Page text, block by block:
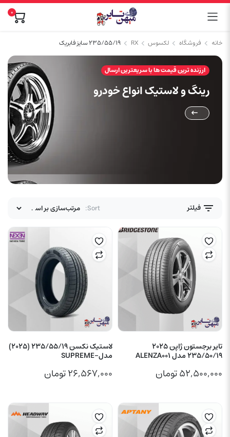
0
خانه فروشگاه لکسوس RX ۲۳۵/۵۵/۱۹ سایز فابریک
ارزنده ترین قیمت ها با سریعترین ارسال
رینگ و لاستیک انواع خودرو
فیلتر Sort:
تایر برجستون ژاپن 2025
235/50/19 مدل ALENZA001
۵۲,۵۰۰,۰۰۰تومان
لاستیک نکسن 235/55/19 (2025)
مدل-SUPREME
۲۶,۵۶۷,۰۰۰تومان